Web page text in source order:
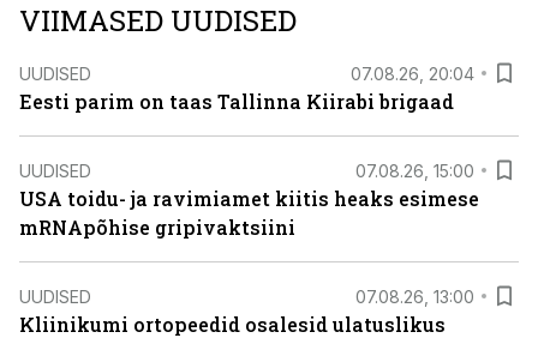
VIIMASED UUDISED
UUDISED 07.08.26, 20:04
Eesti parim on taas Tallinna Kiirabi brigaad
UUDISED 07.08.26, 15:00
USA toidu- ja ravimiamet kiitis heaks esimese
mRNApõhise gripivaktsiini
UUDISED 07.08.26, 13:00
Kliinikumi ortopeedid osalesid ulatuslikus